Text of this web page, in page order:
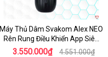
Máy Thủ Dâm Svakom Alex NEO
Rên Rung Điều Khiển App Siêu
Phê
3.550.000₫ 4.551.000₫